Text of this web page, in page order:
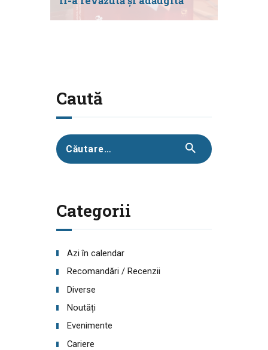
Caută
Caută
după:
Categorii
Azi în calendar
Recomandări / Recenzii
Diverse
Noutăți
Evenimente
Cariere